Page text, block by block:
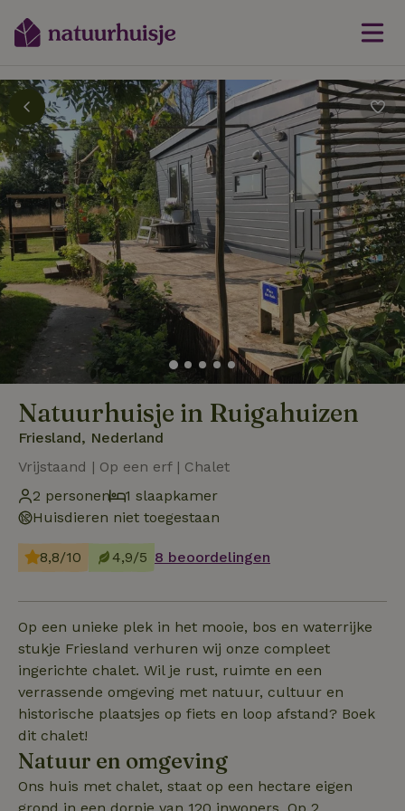
Natuurhuisje in Ruigahuizen
Friesland, Nederland
Vrijstaand | Op een erf | Chalet
2 personen
1 slaapkamer
Huisdieren niet toegestaan
8,8/10 4,9/5 8 beoordelingen
Op een unieke plek in het mooie, bos en waterrijke
stukje Friesland verhuren wij onze compleet
ingerichte chalet. Wil je rust, ruimte en een
verrassende omgeving met natuur, cultuur en
historische plaatsjes op fiets en loop afstand? Boek
dit chalet!
Natuur en omgeving
Ons huis met chalet, staat op een hectare eigen